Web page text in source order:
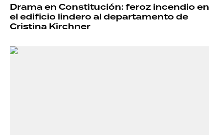
Drama en Constitución: feroz incendio en
el edificio lindero al departamento de
Cristina Kirchner